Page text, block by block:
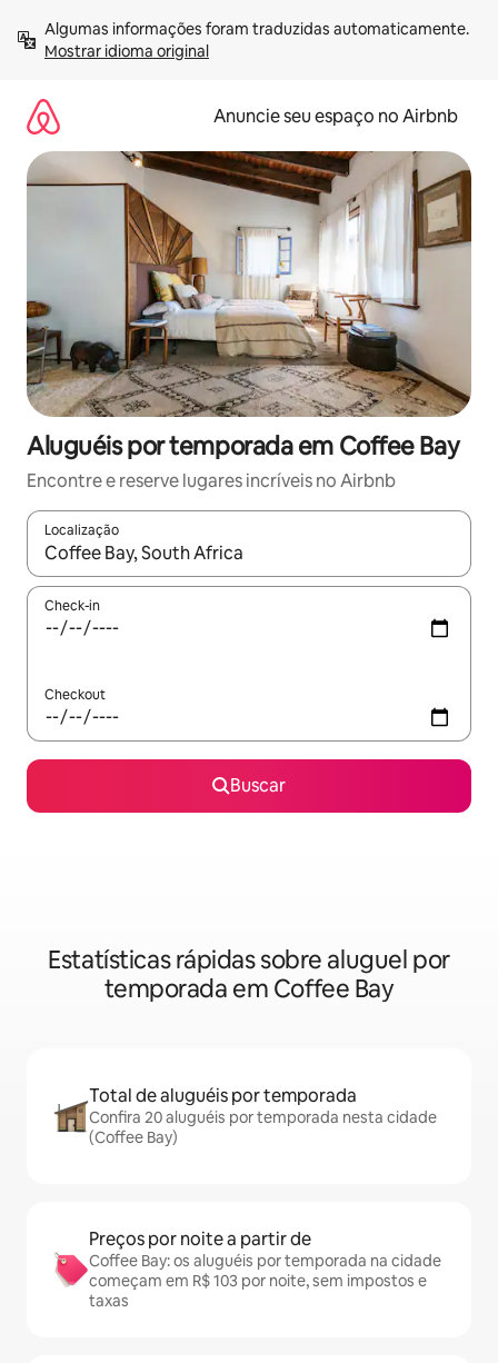
para
Mostrar idioma original
Anuncie seu espaço no Airbnb
Aluguéis por temporada em Coffee Bay
Encontre e reserve lugares incríveis no Airbnb
Localização
Quando os resultados estiverem disponíveis, explore-os
Check-in
Checkout
Buscar
Estatísticas rápidas sobre aluguel por
temporada em Coffee Bay
Total de aluguéis por temporada
Confira 20 aluguéis por temporada nesta cidade
(Coffee Bay)
Preços por noite a partir de
Coffee Bay: os aluguéis por temporada na cidade
começam em R$ 103 por noite, sem impostos e
taxas